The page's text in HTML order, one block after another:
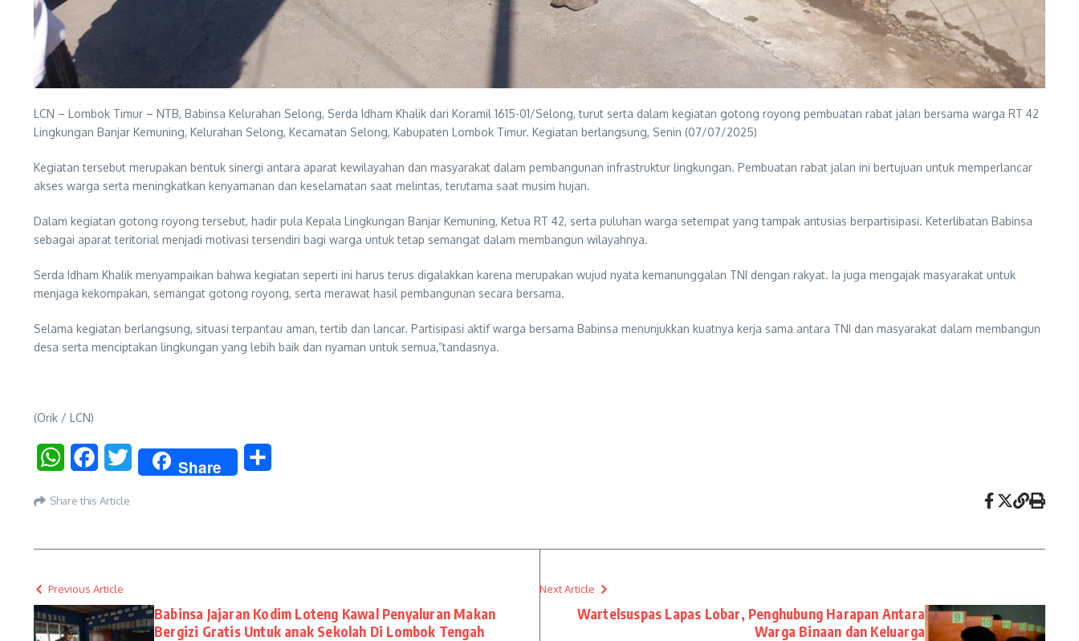
LCN – Lombok Timur – NTB, Babinsa Kelurahan Selong, Serda Idham Khalik dari Koramil 1615-01/Selong, turut serta dalam kegiatan gotong royong pembuatan rabat jalan bersama warga RT 42
Lingkungan Banjar Kemuning, Kelurahan Selong, Kecamatan Selong, Kabupaten Lombok Timur. Kegiatan berlangsung, Senin (07/07/2025)
Kegiatan tersebut merupakan bentuk sinergi antara aparat kewilayahan dan masyarakat dalam pembangunan infrastruktur lingkungan. Pembuatan rabat jalan ini bertujuan untuk memperlancar
akses warga serta meningkatkan kenyamanan dan keselamatan saat melintas, terutama saat musim hujan.
Dalam kegiatan gotong royong tersebut, hadir pula Kepala Lingkungan Banjar Kemuning, Ketua RT 42, serta puluhan warga setempat yang tampak antusias berpartisipasi. Keterlibatan Babinsa
sebagai aparat teritorial menjadi motivasi tersendiri bagi warga untuk tetap semangat dalam membangun wilayahnya.
Serda Idham Khalik menyampaikan bahwa kegiatan seperti ini harus terus digalakkan karena merupakan wujud nyata kemanunggalan TNI dengan rakyat. Ia juga mengajak masyarakat untuk
menjaga kekompakan, semangat gotong royong, serta merawat hasil pembangunan secara bersama.
Selama kegiatan berlangsung, situasi terpantau aman, tertib dan lancar. Partisipasi aktif warga bersama Babinsa menunjukkan kuatnya kerja sama antara TNI dan masyarakat dalam membangun
desa serta menciptakan lingkungan yang lebih baik dan nyaman untuk semua,”tandasnya.
(Orik / LCN)
WhatsAppFacebookTwitter Share
Share this Article
Previous Article
Babinsa Jajaran Kodim Loteng Kawal Penyaluran Makan
Bergizi Gratis Untuk anak Sekolah Di Lombok Tengah
Next Article
Wartelsuspas Lapas Lobar, Penghubung Harapan Antara
Warga Binaan dan Keluarga